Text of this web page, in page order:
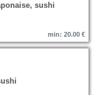
sushi
min: 20.00 €